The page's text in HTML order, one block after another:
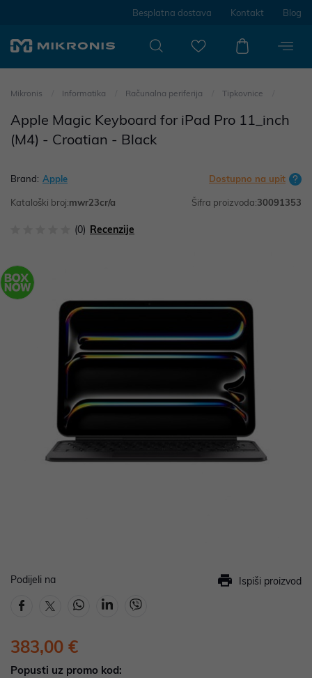
Besplatna dostava Kontakt Blog
Mikronis Informatika Računalna periferija Tipkovnice
Apple Magic Keyboard for iPad Pro 11_inch
(M4) - Croatian - Black
Brand: Apple Dostupno na upit
Kataloški broj:mwr23cr/a Šifra proizvoda:30091353
(0) Recenzije
Podijeli na Ispiši proizvod
383,00 €
Popusti uz promo kod: